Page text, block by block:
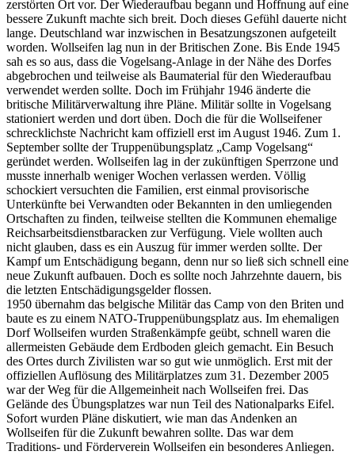
zerstörten Ort vor. Der Wiederaufbau begann und Hoffnung auf eine
bessere Zukunft machte sich breit. Doch dieses Gefühl dauerte nicht
lange. Deutschland war inzwischen in Besatzungszonen aufgeteilt
worden. Wollseifen lag nun in der Britischen Zone. Bis Ende 1945
sah es so aus, dass die Vogelsang-Anlage in der Nähe des Dorfes
abgebrochen und teilweise als Baumaterial für den Wiederaufbau
verwendet werden sollte. Doch im Frühjahr 1946 änderte die
britische Militärverwaltung ihre Pläne. Militär sollte in Vogelsang
stationiert werden und dort üben. Doch die für die Wollseifener
schrecklichste Nachricht kam offiziell erst im August 1946. Zum 1.
September sollte der Truppenübungsplatz „Camp Vogelsang“
geründet werden. Wollseifen lag in der zukünftigen Sperrzone und
musste innerhalb weniger Wochen verlassen werden. Völlig
schockiert versuchten die Familien, erst einmal provisorische
Unterkünfte bei Verwandten oder Bekannten in den umliegenden
Ortschaften zu finden, teilweise stellten die Kommunen ehemalige
Reichsarbeitsdienstbaracken zur Verfügung. Viele wollten auch
nicht glauben, dass es ein Auszug für immer werden sollte. Der
Kampf um Entschädigung begann, denn nur so ließ sich schnell eine
neue Zukunft aufbauen. Doch es sollte noch Jahrzehnte dauern, bis
die letzten Entschädigungsgelder flossen.
1950 übernahm das belgische Militär das Camp von den Briten und
baute es zu einem NATO-Truppenübungsplatz aus. Im ehemaligen
Dorf Wollseifen wurden Straßenkämpfe geübt, schnell waren die
allermeisten Gebäude dem Erdboden gleich gemacht. Ein Besuch
des Ortes durch Zivilisten war so gut wie unmöglich. Erst mit der
offiziellen Auflösung des Militärplatzes zum 31. Dezember 2005
war der Weg für die Allgemeinheit nach Wollseifen frei. Das
Gelände des Übungsplatzes war nun Teil des Nationalparks Eifel.
Sofort wurden Pläne diskutiert, wie man das Andenken an
Wollseifen für die Zukunft bewahren sollte. Das war dem
Traditions- und Förderverein Wollseifen ein besonderes Anliegen.